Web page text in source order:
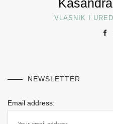
VLASNIK I
NEWSLETTER
Email address: